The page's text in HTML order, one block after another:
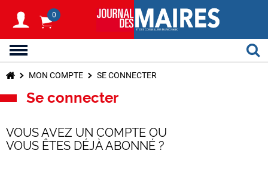
0
MON COMPTE SE CONNECTER
Se connecter
VOUS AVEZ UN COMPTE OU
VOUS ÊTES DÉJÀ ABONNÉ ?